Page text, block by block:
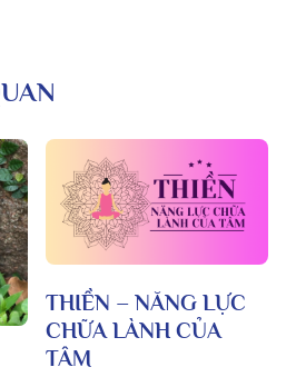
THIỀN – NĂNG LỰC
CHỮA LÀNH CỦA
TÂM